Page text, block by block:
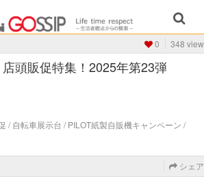
0 348 view
頭販促特集！2025年第23弾
/ 自転車展示台 / PILOT紙製自販機キャンペーン /
シェア